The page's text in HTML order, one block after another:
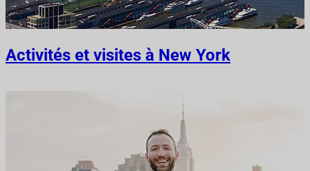
Activités et visites à New York